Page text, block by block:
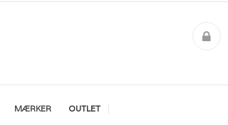
MÆRKER OUTLET